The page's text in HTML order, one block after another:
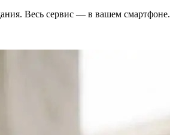
Весь сервис — в вашем смартфоне.